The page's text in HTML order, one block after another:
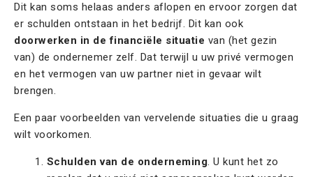
Dit kan soms helaas anders aflopen en ervoor zorgen dat
er schulden ontstaan in het bedrijf. Dit kan ook
doorwerken in de financiële situatie van (het gezin
van) de ondernemer zelf. Dat terwijl u uw privé vermogen
en het vermogen van uw partner niet in gevaar wilt
brengen.
Een paar voorbeelden van vervelende situaties die u graag
wilt voorkomen.
Schulden van de onderneming. U kunt het zo